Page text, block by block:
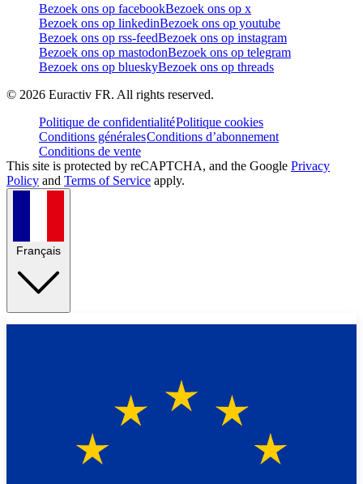
Bezoek ons op facebookBezoek ons op x
Bezoek ons op linkedinBezoek ons op youtube
Bezoek ons op rss-feedBezoek ons op instagram
Bezoek ons op mastodonBezoek ons op telegram
Bezoek ons op blueskyBezoek ons op threads
© 2026 Euractiv FR. All rights reserved.
Politique de confidentialitéPolitique cookies
Conditions généralesConditions d’abonnement
Conditions de vente
This site is protected by reCAPTCHA, and the Google Privacy
Policy and Terms of Service apply.
Français